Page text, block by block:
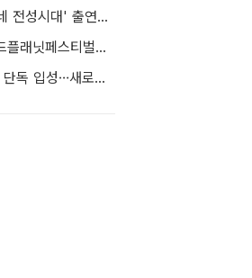
이경규→영탁, '우리동네 전성시대' 출연…내일(8일) 첫 방송
데이식스 영케이, 사운드플래닛페스티벌서 '솔로 첫 헤드라이너' 확정
에스파, 데뷔 첫 고척돔 단독 입성…새로운 세계 열린다